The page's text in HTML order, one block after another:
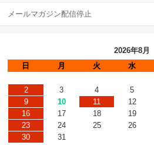
メールマガジン配信停止
2026年8月
日
月 火 水
2
3 4 5
9
10 11 12
16
17 18 19
23
24 25 26
30
31